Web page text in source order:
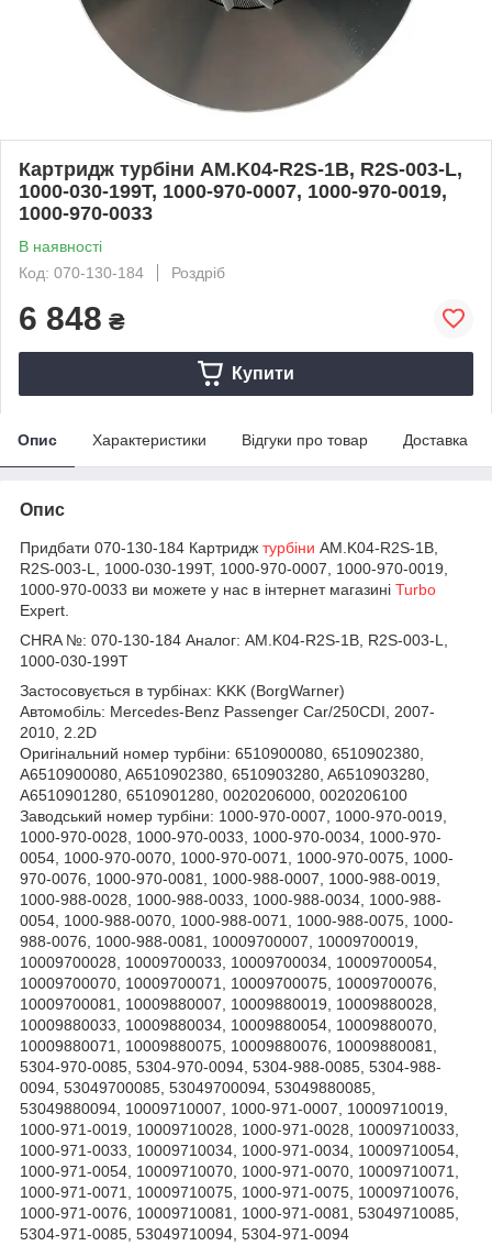
Картридж турбіни AM.K04-R2S-1B, R2S-003-L,
1000-030-199T, 1000-970-0007, 1000-970-0019,
1000-970-0033
В наявності
Код: 070-130-184
Роздріб
6 848 ₴
Купити
Опис Характеристики Відгуки про товар Доставка
Опис
Придбати 070-130-184 Картридж турбіни AM.K04-R2S-1B,
R2S-003-L, 1000-030-199T, 1000-970-0007, 1000-970-0019,
1000-970-0033 ви можете у нас в інтернет магазині Turbo
Expert.
CHRA №: 070-130-184 Аналог: AM.K04-R2S-1B, R2S-003-L,
1000-030-199T
Застосовується в турбінах: KKK (BorgWarner)
Автомобіль: Mercedes-Benz Passenger Car/250CDI, 2007-
2010, 2.2D
Оригінальний номер турбіни: 6510900080, 6510902380,
A6510900080, A6510902380, 6510903280, A6510903280,
A6510901280, 6510901280, 0020206000, 0020206100
Заводський номер турбіни: 1000-970-0007, 1000-970-0019,
1000-970-0028, 1000-970-0033, 1000-970-0034, 1000-970-
0054, 1000-970-0070, 1000-970-0071, 1000-970-0075, 1000-
970-0076, 1000-970-0081, 1000-988-0007, 1000-988-0019,
1000-988-0028, 1000-988-0033, 1000-988-0034, 1000-988-
0054, 1000-988-0070, 1000-988-0071, 1000-988-0075, 1000-
988-0076, 1000-988-0081, 10009700007, 10009700019,
10009700028, 10009700033, 10009700034, 10009700054,
10009700070, 10009700071, 10009700075, 10009700076,
10009700081, 10009880007, 10009880019, 10009880028,
10009880033, 10009880034, 10009880054, 10009880070,
10009880071, 10009880075, 10009880076, 10009880081,
5304-970-0085, 5304-970-0094, 5304-988-0085, 5304-988-
0094, 53049700085, 53049700094, 53049880085,
53049880094, 10009710007, 1000-971-0007, 10009710019,
1000-971-0019, 10009710028, 1000-971-0028, 10009710033,
1000-971-0033, 10009710034, 1000-971-0034, 10009710054,
1000-971-0054, 10009710070, 1000-971-0070, 10009710071,
1000-971-0071, 10009710075, 1000-971-0075, 10009710076,
1000-971-0076, 10009710081, 1000-971-0081, 53049710085,
5304-971-0085, 53049710094, 5304-971-0094